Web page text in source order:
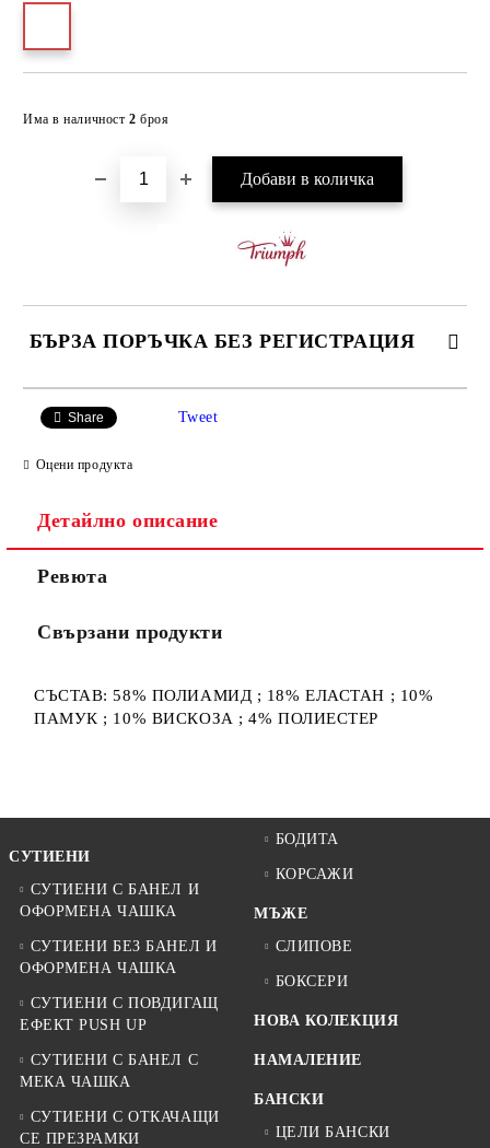
Има в наличност 2 броя
БЪРЗА ПОРЪЧКА БЕЗ РЕГИСТРАЦИЯ
Share Tweet
Оцени продукта
Детайлно описание
Ревюта
Свързани продукти
СЪСТАВ: 58% ПОЛИАМИД ; 18% ЕЛАСТАН ; 10%
ПАМУК ; 10% ВИСКОЗА ; 4% ПОЛИЕСТЕР
СУТИЕНИ
СУТИЕНИ С БАНЕЛ И
ОФОРМЕНА ЧАШКА
СУТИЕНИ БЕЗ БАНЕЛ И
ОФОРМЕНА ЧАШКА
СУТИЕНИ С ПОВДИГАЩ
ЕФЕКТ PUSH UP
СУТИЕНИ С БАНЕЛ С
МЕКА ЧАШКА
СУТИЕНИ С ОТКАЧАЩИ
СЕ ПРЕЗРАМКИ
БОДИТА
КОРСАЖИ
МЪЖЕ
СЛИПОВЕ
БОКСЕРИ
НОВА КОЛЕКЦИЯ
НАМАЛЕНИЕ
БАНСКИ
ЦЕЛИ БАНСКИ